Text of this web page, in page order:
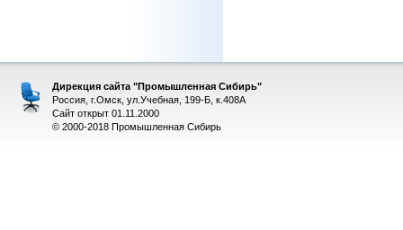
Дирекция сайта "Промышленная Сибирь"
Россия, г.Омск, ул.Учебная, 199-Б, к.408А
Сайт открыт 01.11.2000
© 2000-2018 Промышленная Сибирь